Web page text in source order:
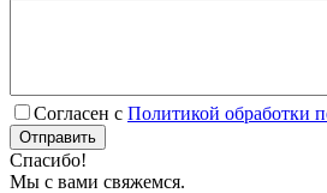
Согласен с Политикой обработки
Отправить
Спасибо!
Мы с вами свяжемся.